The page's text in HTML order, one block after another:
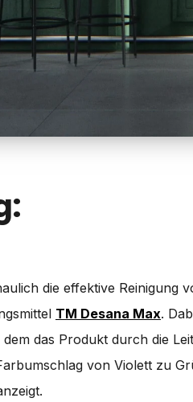
die effektive Reinigung
TM Desana Max.
das Produkt durch die
von Violett zu